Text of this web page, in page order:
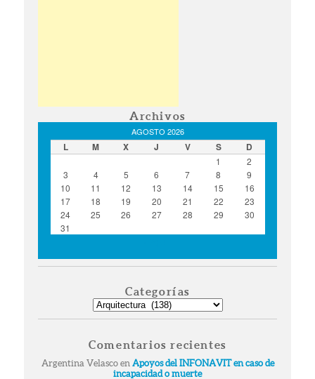
Archivos
AGOSTO 2026
L M X J V S D
1
2
3
4 5 6 7 8
9
10
11 12 13 14 15
16
17
18 19 20 21 22
23
24
25 26 27 28 29
30
31
Categorías
Categorías
Comentarios recientes
Argentina Velascoen Apoyos del INFONAVIT en caso de
incapacidad o muerte